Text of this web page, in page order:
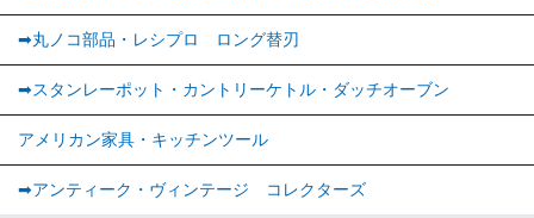
➡丸ノコ部品・レシプロ ロング替刃
➡スタンレーポット・カントリーケトル・ダッチオーブン
アメリカン家具・キッチンツール
➡︎アンティーク・ヴィンテージ コレクターズ